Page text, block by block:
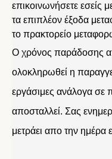
επικοινωνήσετε εσείς
τα επιπλέον έξοδα
το πρακτορείο
Ο χρόνος παράδοσης
ολοκληρωθεί η
εργάσιμες ανάλογα σε
αποσταλλεί. Σας
μετράει απο την ημέρα